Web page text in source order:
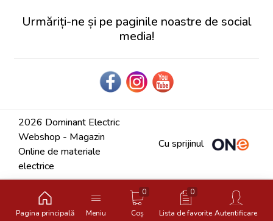
Urmăriți-ne și pe paginile noastre de social
media!
2026 Dominant Electric
Webshop - Magazin
Online de materiale
electrice
Cu sprijinul
Pagina principală Meniu
0
Coș
0
Lista de favorite Autentificare